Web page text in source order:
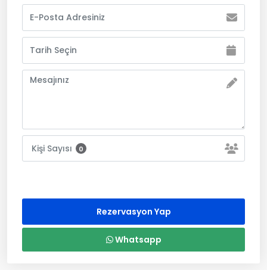
Kişi Sayısı 0
Rezervasyon Yap
Whatsapp